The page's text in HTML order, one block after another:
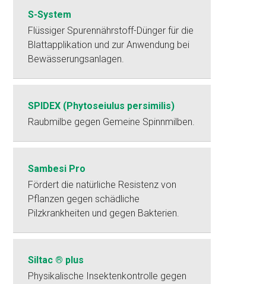
S-System
Flüssiger Spurennährstoff-Dünger für die
Blattapplikation und zur Anwendung bei
Bewässerungsanlagen.
SPIDEX (Phytoseiulus persimilis)
Raubmilbe gegen Gemeine Spinnmilben.
Sambesi Pro
Fördert die natürliche Resistenz von
Pflanzen gegen schädliche
Pilzkrankheiten und gegen Bakterien.
Siltac ® plus
Physikalische Insektenkontrolle gegen